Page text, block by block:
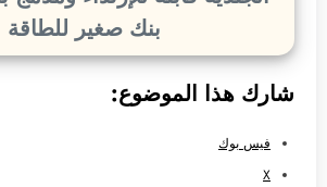
بنك صغير للطاقة
شارك هذا الموضوع:
فيس بوك
X